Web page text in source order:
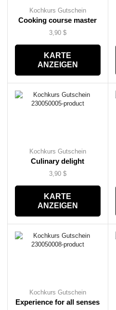
Kochkurs Gutschein
Cooking course master
3,90 $
KARTE
ANZEIGEN
Kochkurs Gutschein
Culinary delight
3,90 $
KARTE
ANZEIGEN
Kochkurs Gutschein
Experience for all senses